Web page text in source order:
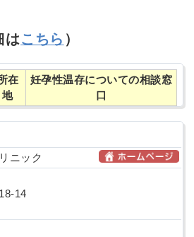
はこちら ）
在
地
妊孕性温存についての相談窓
口
ニック
14